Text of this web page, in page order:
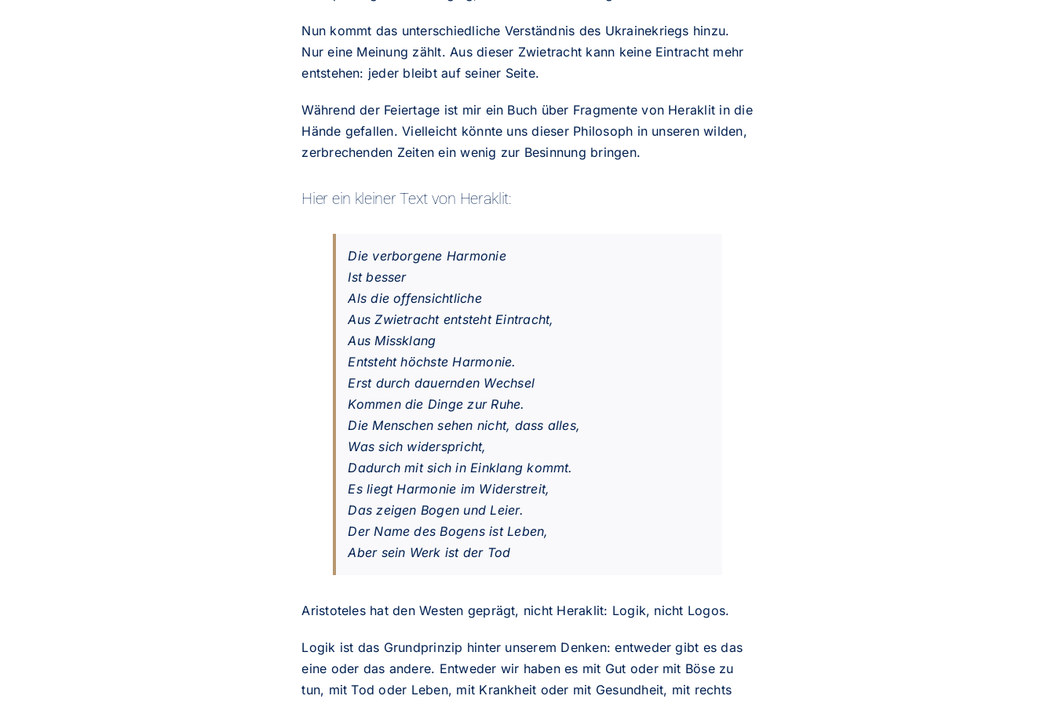
Nun kommt das unterschiedliche Verständnis des Ukrainekriegs hinzu.
Nur eine Meinung zählt. Aus dieser Zwietracht kann keine Eintracht mehr
entstehen: jeder bleibt auf seiner Seite.
Während der Feiertage ist mir ein Buch über Fragmente von Heraklit in die
Hände gefallen. Vielleicht könnte uns dieser Philosoph in unseren wilden,
zerbrechenden Zeiten ein wenig zur Besinnung bringen.
Hier ein kleiner Text von Heraklit:
Die verborgene Harmonie
Ist besser
Als die offensichtliche
Aus Zwietracht entsteht Eintracht,
Aus Missklang
Entsteht höchste Harmonie.
Erst durch dauernden Wechsel
Kommen die Dinge zur Ruhe.
Die Menschen sehen nicht, dass alles,
Was sich widerspricht,
Dadurch mit sich in Einklang kommt.
Es liegt Harmonie im Widerstreit,
Das zeigen Bogen und Leier.
Der Name des Bogens ist Leben,
Aber sein Werk ist der Tod
Aristoteles hat den Westen geprägt, nicht Heraklit: Logik, nicht Logos.
Logik ist das Grundprinzip hinter unserem Denken: entweder gibt es das
eine oder das andere. Entweder wir haben es mit Gut oder mit Böse zu
tun, mit Tod oder Leben, mit Krankheit oder mit Gesundheit, mit rechts